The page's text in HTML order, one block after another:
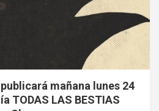
mañana lunes 24
TODAS LAS BESTIAS